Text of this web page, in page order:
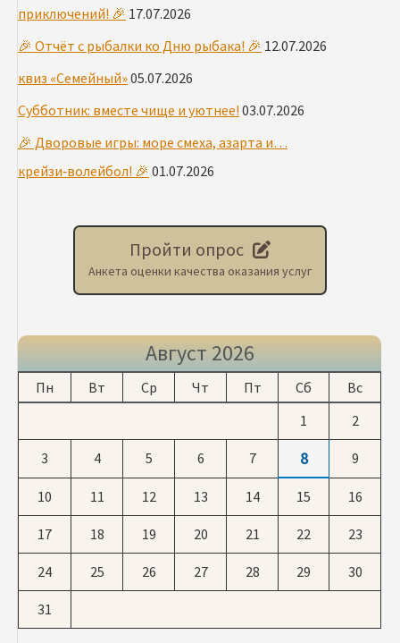
приключений! 🎉 17.07.2026
🎉 Отчёт с рыбалки ко Дню рыбака! 🎉 12.07.2026
квиз «Семейный»05.07.2026
Субботник: вместе чище и уютнее! 03.07.2026
🎉 Дворовые игры: море смеха, азарта и…
крейзи‑волейбол! 🎉 01.07.2026
Пройти опрос
Анкета оценки качества оказания услуг
Август 2026
Пн Вт Ср Чт Пт Сб
Вс
1
2
3 4 5 6 7 8 9
10 11 12 13 14 15 16
17 18 19 20 21 22 23
24 25 26 27 28 29 30
31